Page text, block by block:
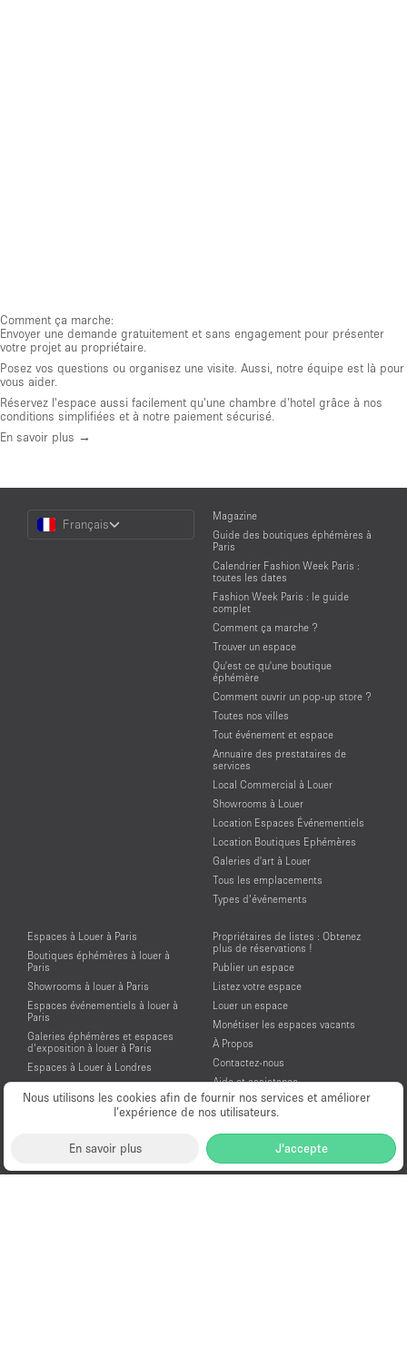
Nous utilisons les cookies afin de fournir nos services et améliorer
l’expérience de nos utilisateurs.
En savoir plus J'accepte
Comment ça marche:
Envoyer une demande gratuitement et sans engagement pour présenter
votre projet au propriétaire.
Posez vos questions ou organisez une visite. Aussi, notre équipe est là pour
vous aider.
Réservez l'espace aussi facilement qu'une chambre d'hotel grâce à nos
conditions simplifiées et à notre paiement sécurisé.
En savoir plus →
Choose
Language
Français
Magazine
Guide des boutiques éphémères à
Paris
Calendrier Fashion Week Paris :
toutes les dates
Fashion Week Paris : le guide
complet
Comment ça marche ?
Trouver un espace
Qu'est ce qu'une boutique
éphémère
Comment ouvrir un pop-up store ?
Toutes nos villes
Tout événement et espace
Annuaire des prestataires de
services
Local Commercial à Louer
Showrooms à Louer
Location Espaces Événementiels
Location Boutiques Ephémères
Galeries d'art à Louer
Tous les emplacements
Types d’événements
Espaces à Louer à Paris
Boutiques éphémères à louer à
Paris
Showrooms à louer à Paris
Espaces événementiels à louer à
Paris
Galeries éphémères et espaces
d’exposition à louer à Paris
Espaces à Louer à Londres
Espaces à Louer à New York
Espaces à Louer à San Francisco
Espaces à Louer à Amsterdam
Propriétaires de listes : Obtenez
plus de réservations !
Publier un espace
Listez votre espace
Louer un espace
Monétiser les espaces vacants
À Propos
Contactez-nous
Aide et assistance
Conditions générales d'utilisation
Mentions légales
Politique de confidentialité